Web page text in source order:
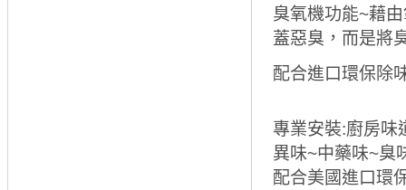
臭氧機功能~藉
蓋惡臭，而是將
配合進口環保除
專業安裝:廚房味
異味~中藥味~臭
配合美國進口環